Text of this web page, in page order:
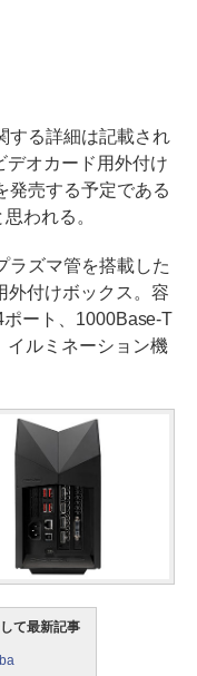
る詳細は記載され
デオカード用外付け
発売する予定である
われる。
ラズマ管を搭載した
外付けボックス。容
ート、1000Base-T
イルミネーション機
て最新記事